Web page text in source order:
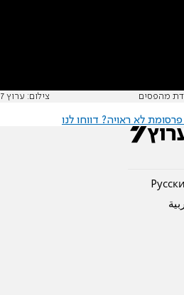
מהפסים צילום: ערוץ 7
לא ראויה? דווחו לנו